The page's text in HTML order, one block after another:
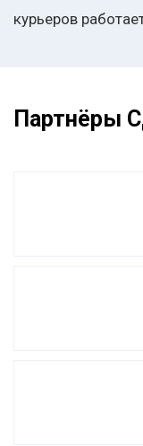
курьеров
Партнёры